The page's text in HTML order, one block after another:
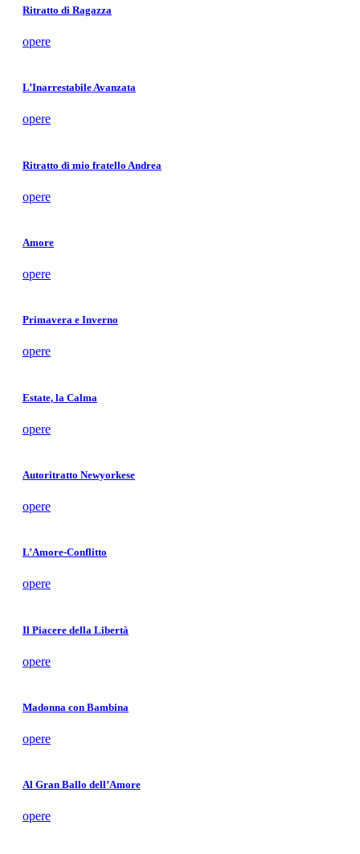
Ritratto di Ragazza
opere
L’Inarrestabile Avanzata
opere
Ritratto di mio fratello Andrea
opere
Amore
opere
Primavera e Inverno
opere
Estate, la Calma
opere
Autoritratto Newyorkese
opere
L’Amore-Conflitto
opere
Il Piacere della Libertà
opere
Madonna con Bambina
opere
Al Gran Ballo dell’Amore
opere